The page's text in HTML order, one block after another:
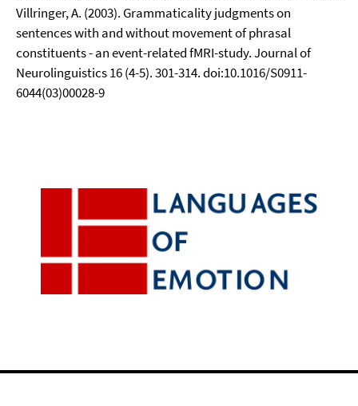
Villringer, A. (2003). Grammaticality judgments on
sentences with and without movement of phrasal
constituents - an event-related fMRI-study. Journal of
Neurolinguistics 16 (4-5). 301-314. doi:10.1016/S0911-
6044(03)00028-9